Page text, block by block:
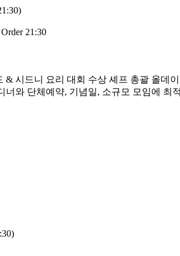
21:30
& 시드니 요리 대회 수상 셰프 총괄 올데
너와 단체예약, 기념일, 소규모 모임에 최